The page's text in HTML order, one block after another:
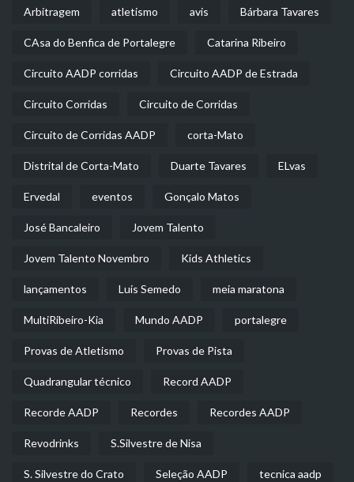
Arbitragem atletismo avis Bárbara Tavares
CAsa do Benfica de Portalegre Catarina Ribeiro
Circuito AADP corridas Circuito AADP de Estrada
Circuito Corridas Circuito de Corridas
Circuito de Corridas AADP corta-Mato
Distrital de Corta-Mato Duarte Tavares ELvas
Ervedal eventos Gonçalo Matos
José Bancaleiro Jovem Talento
Jovem Talento Novembro Kids Athletics
lançamentos Luis Semedo meia maratona
MultiRibeiro-Kia Mundo AADP portalegre
Provas de Atletismo Provas de Pista
Quadrangular técnico Record AADP
Recorde AADP Recordes Recordes AADP
Revodrinks S.Silvestre de Nisa
S. Silvestre do Crato Seleção AADP tecnica aadp